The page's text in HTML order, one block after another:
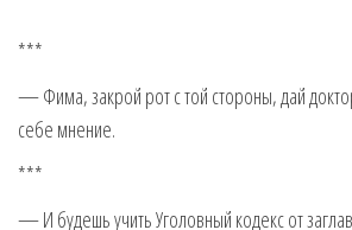
***
— Фима, закрой рот с той стороны, дай
себе мнение.
***
— И будешь учить Уголовный кодекс от